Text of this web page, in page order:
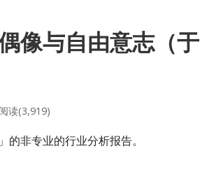
像与自由意志（于
阅读(3,919)
非专业的行业分析报告。